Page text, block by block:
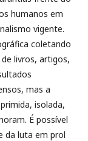
humanos em
vigente.
coletando
livros, artigos,
mas a
isolada,
É possível
da luta em prol